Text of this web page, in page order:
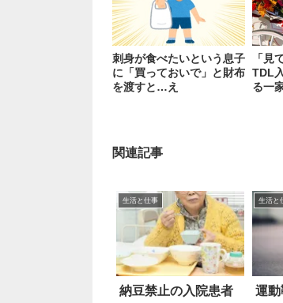
刺身が食べたいという息子
に「買っておいで」と財布
を渡すと…え
「見
TDL
る一
関連記事
生活と仕事
納豆禁止の入院患者
生活と
運